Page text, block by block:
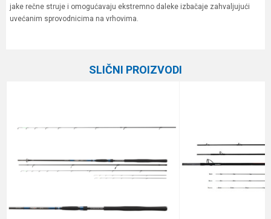
jake rečne struje i omogućavaju ekstremno daleke izbačaje zahvaljujući
uvećanim sprovodnicima na vrhovima.
Brend Daiwa
Težina 215 g
Poruka
SLIČNI PROIZVODI